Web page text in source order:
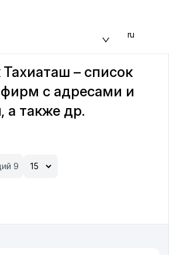
ru
– список
с адресами и
а также др.
9